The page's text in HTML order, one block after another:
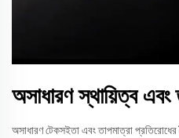
অসাধারণ স্থায়িত্ব এবং
অসাধারণ টেকসইতা এবং তাপমাত্রা প্রতিরোধের